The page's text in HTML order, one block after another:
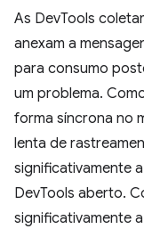
As DevTools
anexam a
para consumo
um problema.
forma síncrona no
lenta de
significativamente
DevTools aberto.
significativamente